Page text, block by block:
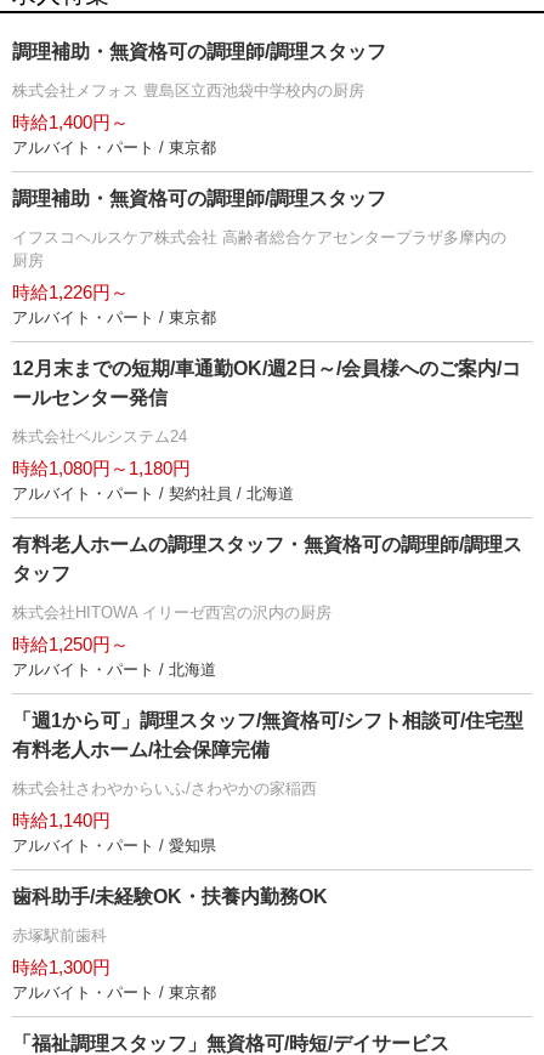
調理補助・無資格可の調理師/調理スタッフ
株式会社メフォス 豊島区立西池袋中学校内の厨房
時給1,400円～
アルバイト・パート / 東京都
調理補助・無資格可の調理師/調理スタッフ
イフスコヘルスケア株式会社 高齢者総合ケアセンタープラザ多摩内の
厨房
時給1,226円～
アルバイト・パート / 東京都
12月末までの短期/車通勤OK/週2日～/会員様へのご案内/コ
ールセンター発信
株式会社ベルシステム24
時給1,080円～1,180円
アルバイト・パート / 契約社員 / 北海道
有料老人ホームの調理スタッフ・無資格可の調理師/調理ス
タッフ
株式会社HITOWA イリーゼ西宮の沢内の厨房
時給1,250円～
アルバイト・パート / 北海道
「週1から可」調理スタッフ/無資格可/シフト相談可/住宅型
有料老人ホーム/社会保障完備
株式会社さわやからいふ/さわやかの家稲西
時給1,140円
アルバイト・パート / 愛知県
歯科助手/未経験OK・扶養内勤務OK
赤塚駅前歯科
時給1,300円
アルバイト・パート / 東京都
「福祉調理スタッフ」無資格可/時短/デイサービス